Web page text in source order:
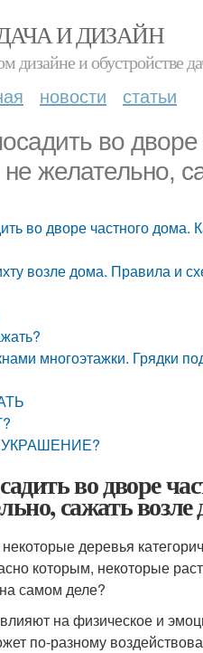
И ДИЗАЙН
дизайне и обустройстве
новости статьи
во
желательно,
во дворе частного
возле дома. Правила и
многоэтажки. Грядки
во дворе
сажать возле
деревья
которым, некоторые
самом деле?
на физическое и
по-разному